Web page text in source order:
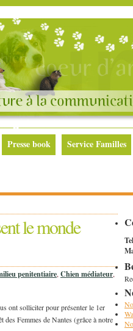
Presse book Service Familles
le monde
penitentiaire, Chien médiateur,
ont solliciter pour présenter le 1er
Femmes de Nantes (grâce à notre